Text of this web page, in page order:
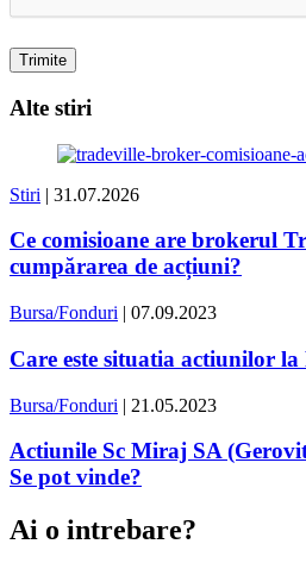
Alte stiri
Stiri | 31.07.2026
Ce comisioane are brokerul
cumpărarea de acțiuni?
Bursa/Fonduri | 07.09.2023
Care este situatia actiunilor
Bursa/Fonduri | 21.05.2023
Actiunile Sc Miraj SA
Se pot vinde?
Ai o intrebare?